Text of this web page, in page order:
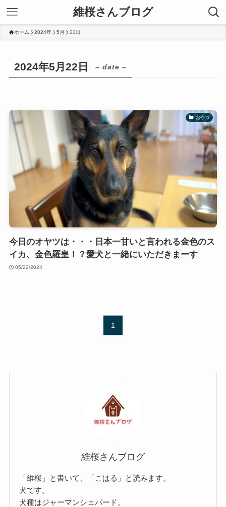
維桜さんブログ
ホーム 2024年 5月 22日
2024年5月22日 – date –
おやつ
今日のオヤツは・・・日本一甘いと言われる金色のス
イカ、金色羅皇！？愛犬と一緒にいただきまーす
05/22/2024
1
維桜さんブログ
「維桜」と書いて、「こはる」と読みます。
犬です。
犬種はジャーマンシェパード。